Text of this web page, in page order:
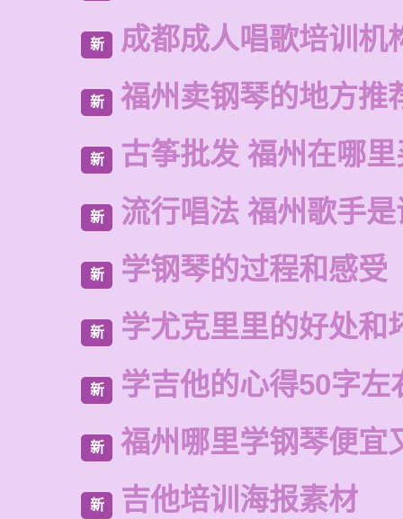
新 成都成人唱歌培训机
新 福州卖钢琴的地方推
新 古筝批发 福州在哪
新 流行唱法 福州歌手是
新 学钢琴的过程和感受
新 学尤克里里的好处和
新 学吉他的心得50字左
新 福州哪里学钢琴便宜
新 吉他培训海报素材